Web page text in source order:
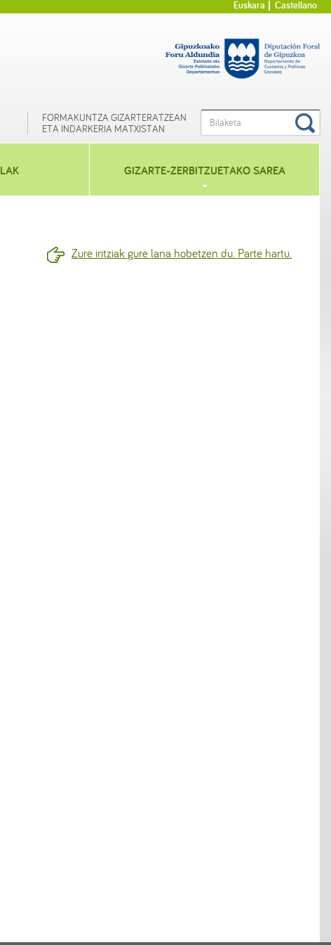
Euskara Castellano
FORMAKUNTZA GIZARTERATZEAN
ETA INDARKERIA MATXISTAN
GIZARTE-ZERBITZUETAKO SAREA
Zure iritziak gure lana hobetzen du. Parte hartu.